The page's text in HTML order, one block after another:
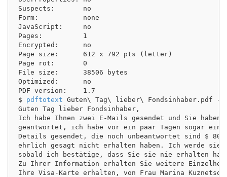
Suspects:       no
Form:           none
JavaScript:     no
Pages:          1
Encrypted:      no
Page size:      612 x 792 pts (letter)
Page rot:       0
File size:      38506 bytes
Optimized:      no
PDF version:    1.7
$ pdftotext Guten\ Tag\ lieber\ Fondsinhaber.pdf -
Guten Tag lieber Fondsinhaber,
Ich habe Ihnen zwei E-Mails gesendet und Sie
geantwortet, ich habe vor ein paar Tagen sogar
Details gesendet, die noch unbeantwortet sind $
ehrlich gesagt nicht erhalten haben. Ich werde sie
sobald ich bestätige, dass Sie sie nie erhalten
Zu Ihrer Information erhalten Sie weitere
Ihre Visa-Karte erhalten, von Frau Marina